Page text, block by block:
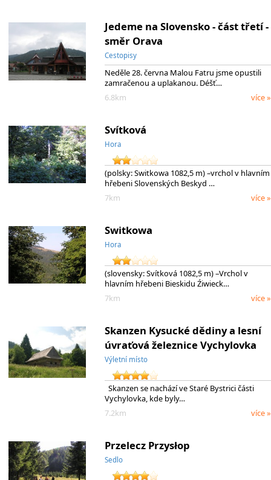
Jedeme na Slovensko - část třetí -
směr Orava
Cestopisy
Neděle 28. června Malou Fatru jsme opustili
zamračenou a uplakanou. Déšť…
6.8km
více »
Svítková
Hora
(polsky: Switkowa 1082,5 m) –vrchol v hlavním
hřebeni Slovenských Beskyd …
7km
více »
Switkowa
Hora
(slovensky: Svítková 1082,5 m) –Vrchol v
hlavním hřebeni Bieskidu Źiwieck…
7km
více »
Skanzen Kysucké dědiny a lesní
úvraťová železnice Vychylovka
Výletní místo
Skanzen se nachází ve Staré Bystrici části
Vychylovka, kde byly…
7.2km
více »
Przelecz Przysłop
Sedlo